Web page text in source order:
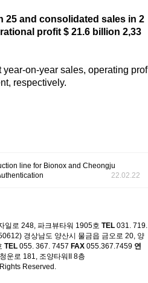
25 and consolidated sales in 2
profit $ 21.6 billion 2,33
on-year sales, operating prof
respectively.
line for Bionox and Cheongju
22.02.22
일로 248, 파크뷰타워 1905호 TEL 031. 719.
경상남도 양산시 물금읍 금오로 20, 양
TEL 055. 367. 7457 FAX 055.367.7459 연
운로 181, 조양타워II 8층
Reserved.